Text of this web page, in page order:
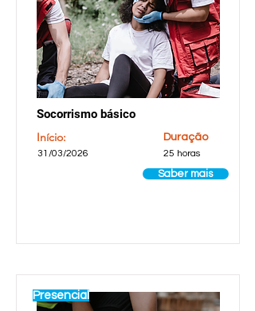
Socorrismo básico
Início:
31/03/2026
Duração
25 horas
Saber mais
Presencial